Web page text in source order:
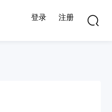
登录 注册